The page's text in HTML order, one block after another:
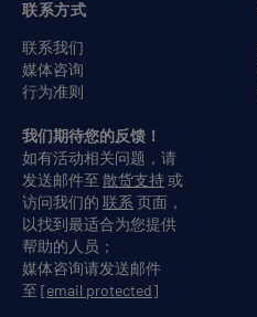
联系方式
联系我们
媒体咨询
行为准则
我们期待您的反馈！
如有活动相关问题，请
发送邮件至 散货支持或
访问我们的 联系 页面，
以找到最适合为您提供
帮助的人员；
媒体咨询请发送邮件
至 [email protected]